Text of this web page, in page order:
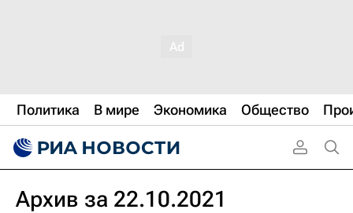
Политика В мире Экономика Общество
Архив за 22.10.2021